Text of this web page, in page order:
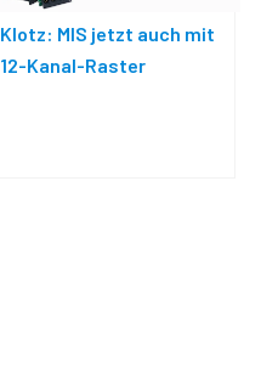
Klotz: MIS jetzt auch mit
12-Kanal-Raster